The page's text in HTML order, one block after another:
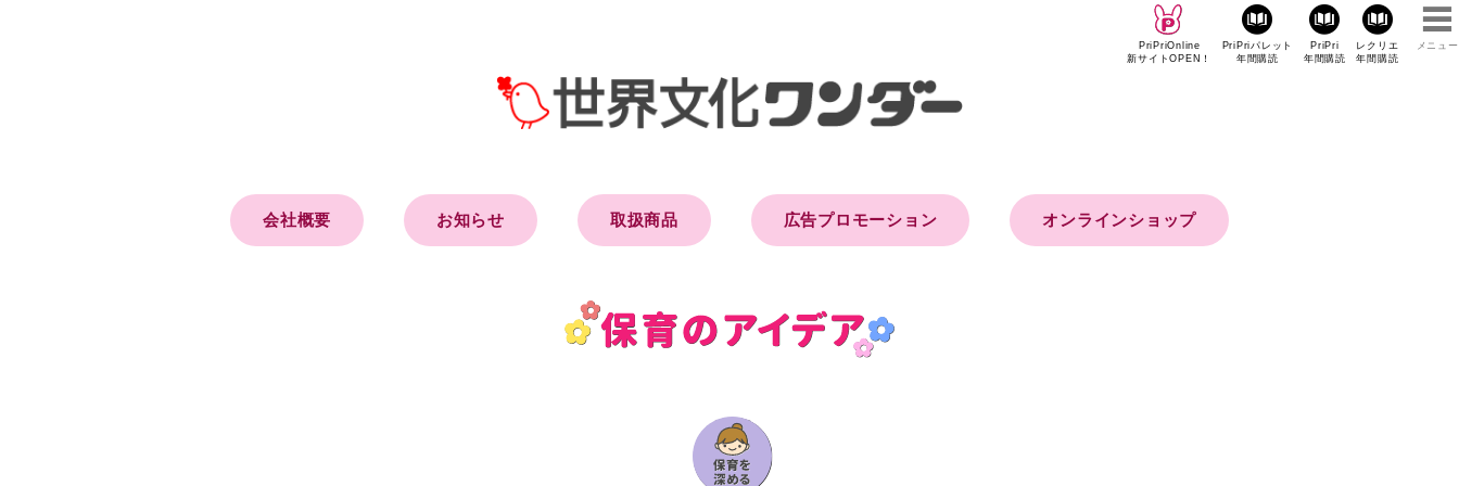
PriPriOnline
新サイトOPEN！
PriPriパレット
年間購読
PriPri
年間購読
レクリエ
年間購読
メニュー
会社概要 お知らせ 取扱商品 広告プロモーション オンラインショップ